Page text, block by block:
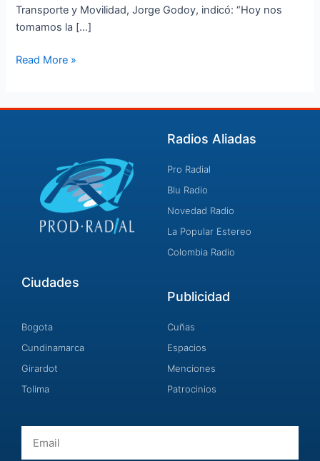
Transporte y Movilidad, Jorge Godoy, indicó: “Hoy nos
tomamos la […]
Read More »
Radios Aliadas
Pro Radial
Blu Radio
Novedad Radio
La Popular Estereo
Colombia Radio
Ciudades
Bogota
Cundinamarca
Girardot
Tolima
Publicidad
Cuñas
Espacios
Menciones
Patrocinios